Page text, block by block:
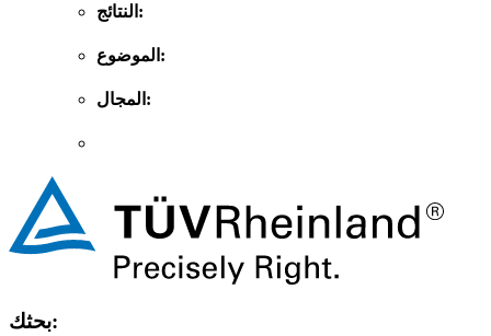
النتائج:
الموضوع:
المجال:
بحثك: